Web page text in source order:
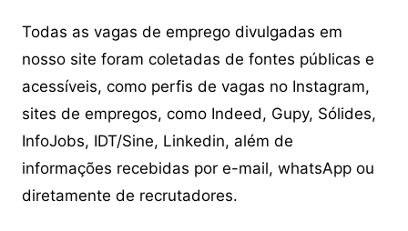
Todas as vagas de emprego divulgadas em
nosso site foram coletadas de fontes públicas e
acessíveis, como perfis de vagas no Instagram,
sites de empregos, como Indeed, Gupy, Sólides,
InfoJobs, IDT/Sine, Linkedin, além de
informações recebidas por e-mail, whatsApp ou
diretamente de recrutadores.